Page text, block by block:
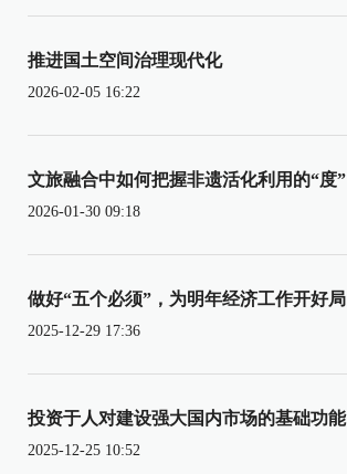
推进国土空间治理现代化
2026-02-05 16:22
文旅融合中如何把握非遗活化利用的“度”
2026-01-30 09:18
做好“五个必须”，为明年经济工作开好局
2025-12-29 17:36
投资于人对建设强大国内市场的基础功能
2025-12-25 10:52